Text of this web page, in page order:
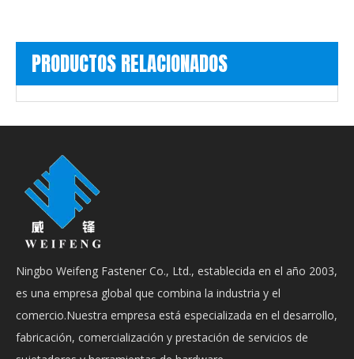
PRODUCTOS RELACIONADOS
Ningbo Weifeng Fastener Co., Ltd., establecida en el año 2003,
es una empresa global que combina la industria y el
comercio.Nuestra empresa está especializada en el desarrollo,
fabricación, comercialización y prestación de servicios de